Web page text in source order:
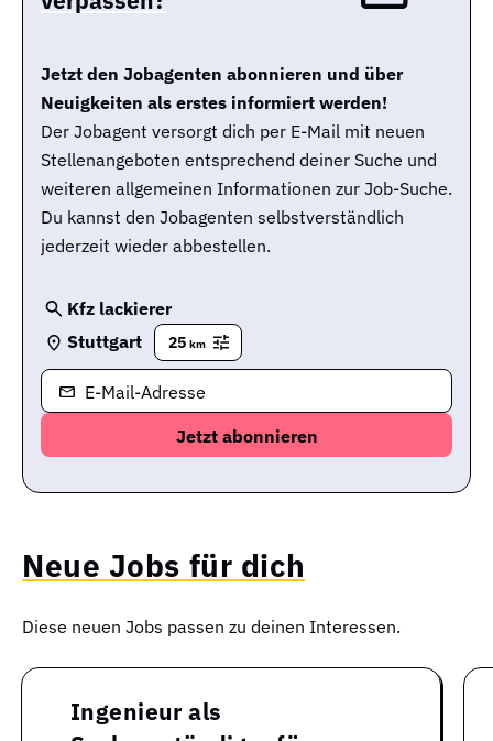
Jetzt den Jobagenten abonnieren und über
Neuigkeiten als erstes informiert werden!
Der Jobagent versorgt dich per E-Mail mit neuen
Stellenangeboten entsprechend deiner Suche und
weiteren allgemeinen Informationen zur Job-Suche.
Du kannst den Jobagenten selbstverständlich
jederzeit wieder abbestellen.
Kfz lackierer
Stuttgart
25 km
E-Mail-Adresse
Neue Jobs für dich
Diese neuen Jobs passen zu deinen Interessen.
Ingenieur als